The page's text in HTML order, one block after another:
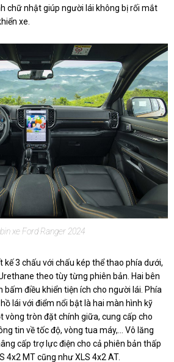
chữ nhật giúp người lái không bị rối mắt
xe.
xe Ford Ranger 2024
kế 3 chấu với chấu kép thể thao phía dưới,
theo tùy từng phiên bản. Hai bên
bấm điều khiển tiện ích cho người lái. Phía
lái với điểm nổi bật là hai màn hình kỹ
vòng tròn đặt chính giữa, cung cấp cho
tin về tốc độ, vòng tua máy,... Vô lăng
cấp trợ lực điện cho cả phiên bản thấp
4x2 MT cũng như XLS 4x2 AT.